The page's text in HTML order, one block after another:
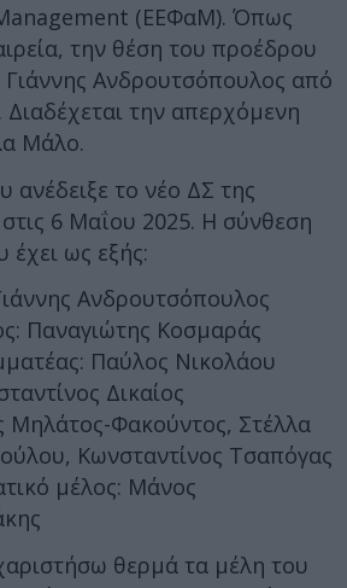
(ΕΕΦαΜ). Όπως
την θέση του προέδρου
Ανδρουτσόπουλος από
Διαδέχεται την απερχόμενη
Μάλο.
ανέδειξε το νέο ΔΣ της
6 Μαΐου 2025. Η σύνθεση
έχει ως εξής:
Ανδρουτσόπουλος
Παναγιώτης Κοσμαράς
Παύλος Νικολάου
Δικαίος
Φακούντος, Στέλλα
Κωνσταντίνος Τσαπόγας
μέλος: Μάνος
θερμά τα μέλη του